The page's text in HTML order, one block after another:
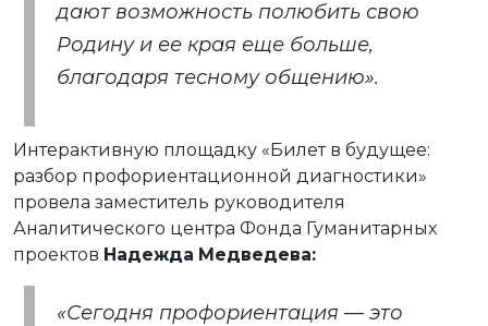
дают возможность полюбить свою
Родину и ее края еще больше,
благодаря тесному общению».
Интерактивную площадку «Билет в будущее:
разбор профориентационной диагностики»
провела заместитель руководителя
Аналитического центра Фонда Гуманитарных
проектов Надежда Медведева:
«Сегодня профориентация — это